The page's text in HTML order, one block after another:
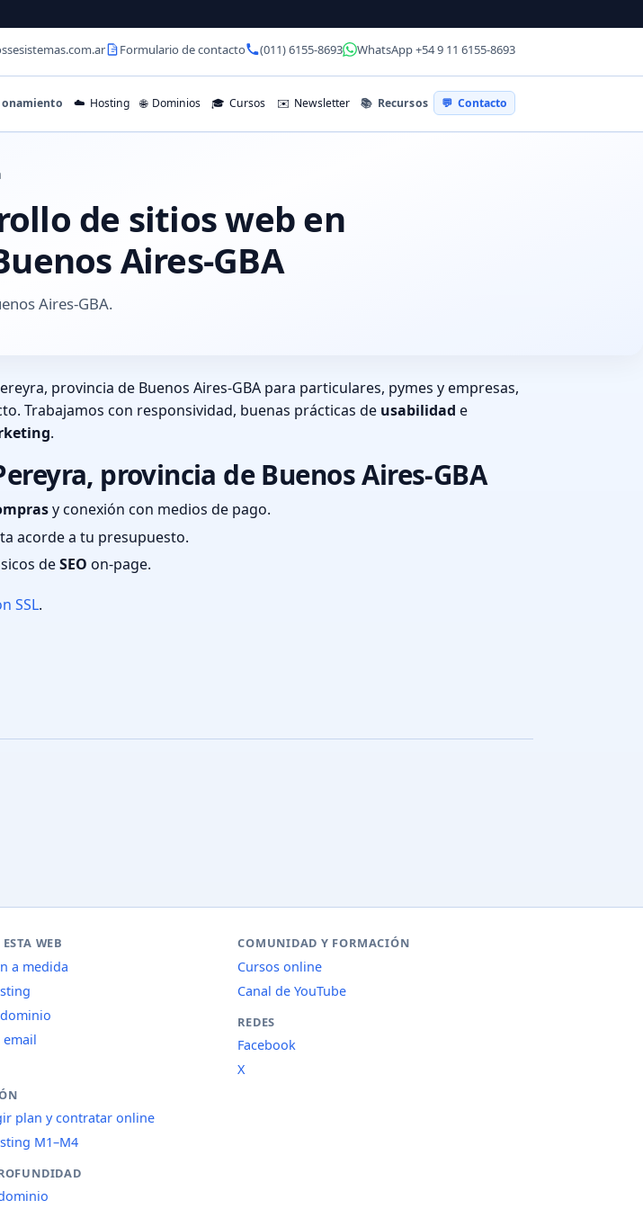
Formulario de contacto (011) 6155-8693 WhatsApp +54 9 11 6155-8693
☁️ Hosting 🌐 Dominios 🎓 Cursos ✉️ Newsletter 📚 Recursos 💬 Contacto
de sitios web en
Aires-GBA
Aires-GBA.
provincia de Buenos Aires-GBA para particulares, pymes y empresas,
Trabajamos con responsividad, buenas prácticas de usabilidad e
.
provincia de Buenos Aires-GBA
y conexión con medios de pago.
acorde a tu presupuesto.
deSEO on-page.
SSL.
WEB
a medida
plan y contratar online
M1–M4
COMUNIDAD Y FORMACIÓN
Cursos online
Canal de YouTube
REDES
Facebook
X